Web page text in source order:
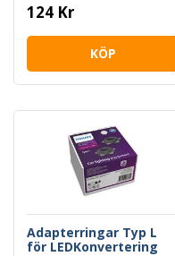
124 Kr
KÖP
Adapterringar Typ L
för LEDKonvertering